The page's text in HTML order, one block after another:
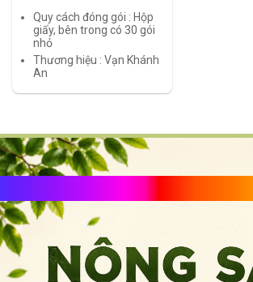
Quy cách đóng gói : Hộp
giấy, bên trong có 30 gói
nhỏ
Thương hiệu : Vạn Khánh
An